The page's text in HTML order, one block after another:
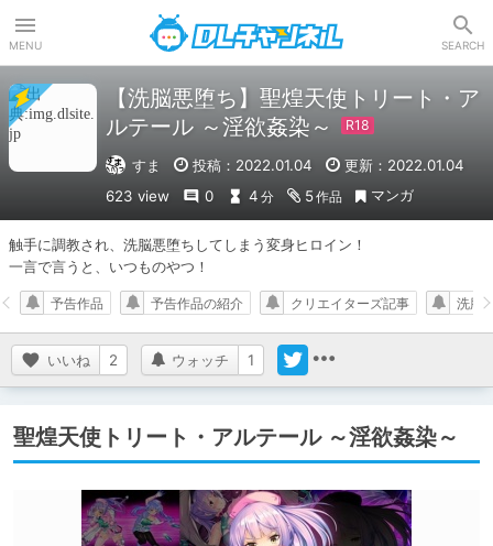
MENU SEARCH
【洗脳悪堕ち】聖煌天使トリート・ア
ルテール ～淫欲姦染～
すま 投稿：2022.01.04
更新：2022.01.04
623 view
0 4 分 5作品 マンガ
触手に調教され、洗脳悪堕ちしてしまう変身ヒロイン！
一言で言うと、いつものやつ！
いいね 2 ウォッチ 1
予告作品 予告作品の紹介 クリエイターズ記事 洗脳
聖煌天使トリート・アルテール ～淫欲姦染～